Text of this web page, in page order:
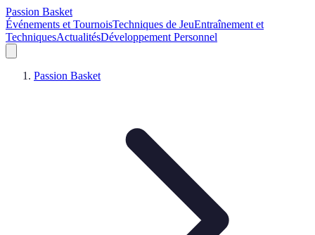
Passion Basket
Événements et TournoisTechniques de JeuEntraînement et
TechniquesActualitésDéveloppement Personnel
Passion Basket